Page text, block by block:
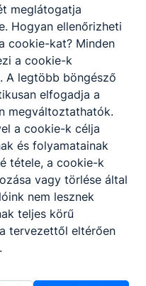
meglátogatja
Hogyan ellenőrizheti
cookie-kat? Minden
a cookie-k
A legtöbb böngésző
elfogadja a
megváltoztathatók.
a cookie-k célja
és folyamatainak
tétele, a cookie-k
vagy törlése által
nem lesznek
teljes körű
tervezettől eltérően